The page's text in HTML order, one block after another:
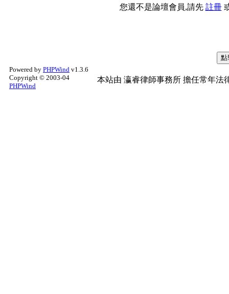
您還不是論壇會員,請先 註冊
Powered by PHPWind v1.3.6
Copyright © 2003-04
PHPWind
本站由 瀛睿律師事務所 擔任常年法